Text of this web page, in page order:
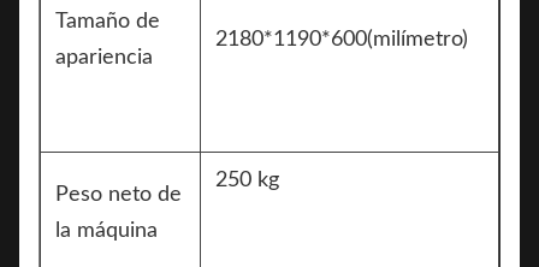
Tamaño de
apariencia
2180*1190*600(milímetro)
Peso neto de
la máquina
250 kg